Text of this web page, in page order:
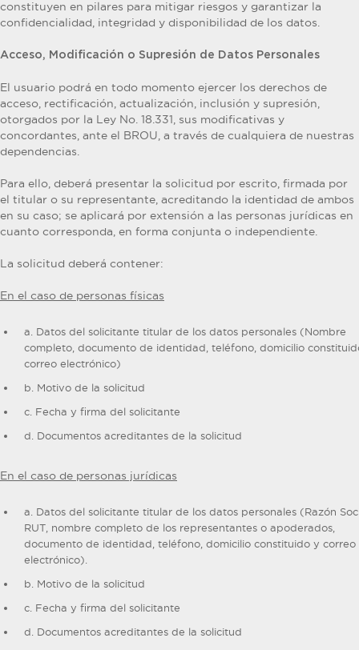
constituyen en pilares para mitigar riesgos y garantizar la
confidencialidad, integridad y disponibilidad de los datos.
Acceso, Modificación o Supresión de Datos Personales
El usuario podrá en todo momento ejercer los derechos de
acceso, rectificación, actualización, inclusión y supresión,
otorgados por la Ley No. 18.331, sus modificativas y
concordantes, ante el BROU, a través de cualquiera de nuestras
dependencias.
Para ello, deberá presentar la solicitud por escrito, firmada por
el titular o su representante, acreditando la identidad de ambos
en su caso; se aplicará por extensión a las personas jurídicas en
cuanto corresponda, en forma conjunta o independiente.
La solicitud deberá contener:
En el caso de personas físicas
a. Datos del solicitante titular de los datos personales (Nombre
completo, documento de identidad, teléfono, domicilio
correo electrónico)
b. Motivo de la solicitud
c. Fecha y firma del solicitante
d. Documentos acreditantes de la solicitud
En el caso de personas jurídicas
a. Datos del solicitante titular de los datos personales (Razón
RUT, nombre completo de los representantes o apoderados,
documento de identidad, teléfono, domicilio constituido y correo
electrónico).
b. Motivo de la solicitud
c. Fecha y firma del solicitante
d. Documentos acreditantes de la solicitud